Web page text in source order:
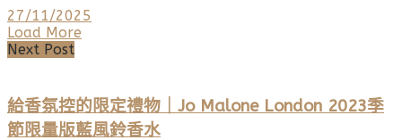
27/11/2025
Load More
Next Post
給香氛控的限定禮物｜Jo Malone London 2023季
節限量版藍風鈴香水